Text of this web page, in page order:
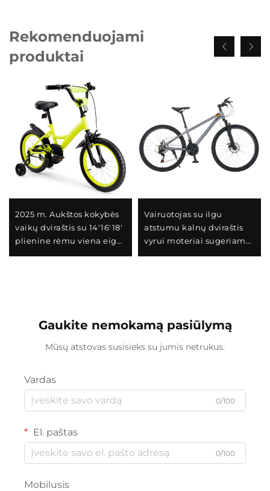
Rekomenduojami
produktai
2025 m. Aukštos kokybės
vaikų dviraštis su 14'16'18'
plienine rėmu viena eiga
Vairuotojas su ilgu
atstumu kalnų dviraštis
vyrui moteriai sugeriamas
Gaukite nemokamą pasiūlymą
Mūsų atstovas susisieks su jumis netrukus.
Vardas
0/100
El. paštas
0/100
Mobilusis